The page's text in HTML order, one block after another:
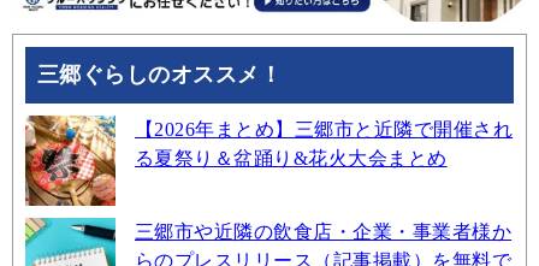
三郷ぐらしのオススメ！
【2026年まとめ】三郷市と近隣で開催され
る夏祭り＆盆踊り&花火大会まとめ
三郷市や近隣の飲食店・企業・事業者様か
らのプレスリリース（記事掲載）を無料で